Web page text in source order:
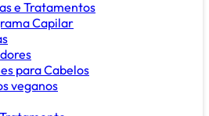
e Tratamentos
Capilar
para Cabelos
veganos